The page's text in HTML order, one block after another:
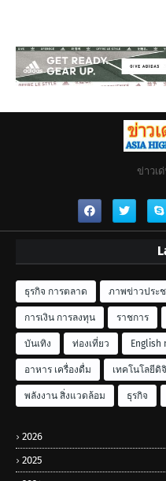
ข่าวเ
ธุรกิจ การตลาด ภาพข่าวประ
การเงิน การลงทุน ราชการ
บันเทิง ท่องเที่ยว English
อาหาร เครื่องดื่ม เทคโนโลยีดิ
พลังงาน สิ่งแวดล้อม ธุรกิจ
2026
2025